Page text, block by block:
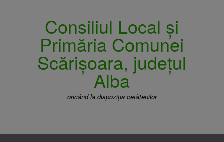
Consiliul Local și
Primăria Comunei
Scărișoara, județul
Alba
oricând la dispoziția cetățenilor